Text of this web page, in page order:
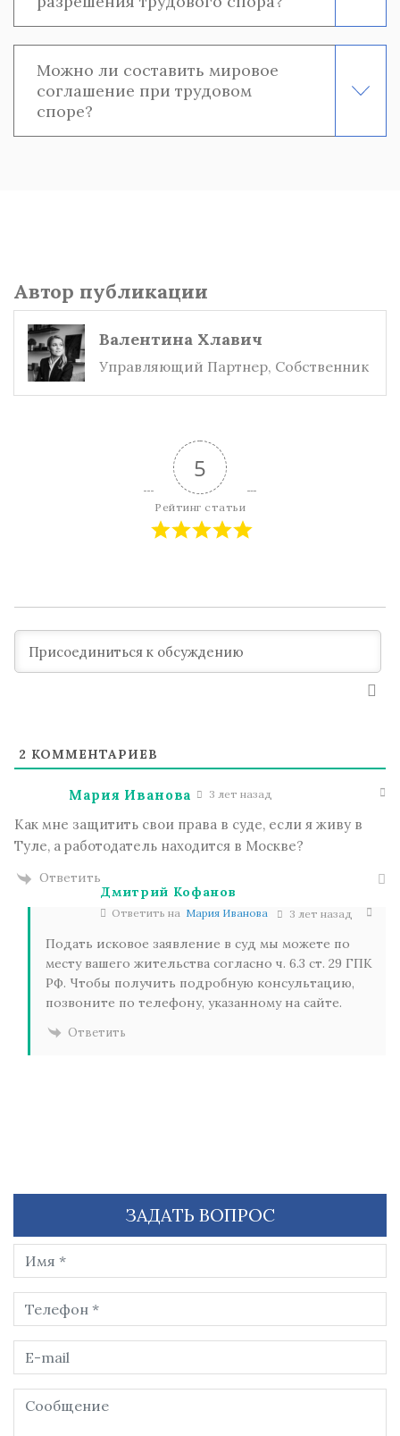
Можно ли составить мировое
соглашение при трудовом
споре?
Автор публикации
Валентина Хлавич
Управляющий Партнер, Собственник
5
Рейтинг статьи
2 КОММЕНТАРИЕВ
Мария Иванова 3 лет назад
Как мне защитить свои права в суде, если я живу в
Туле, а работодатель находится в Москве?
Ответить
Дмитрий Кофанов
Ответить на Мария Иванова 3 лет назад
Подать исковое заявление в суд мы можете по
месту вашего жительства согласно ч. 6.3 ст. 29 ГПК
РФ. Чтобы получить подробную консультацию,
позвоните по телефону, указанному на сайте.
Ответить
ЗАДАТЬ ВОПРОС